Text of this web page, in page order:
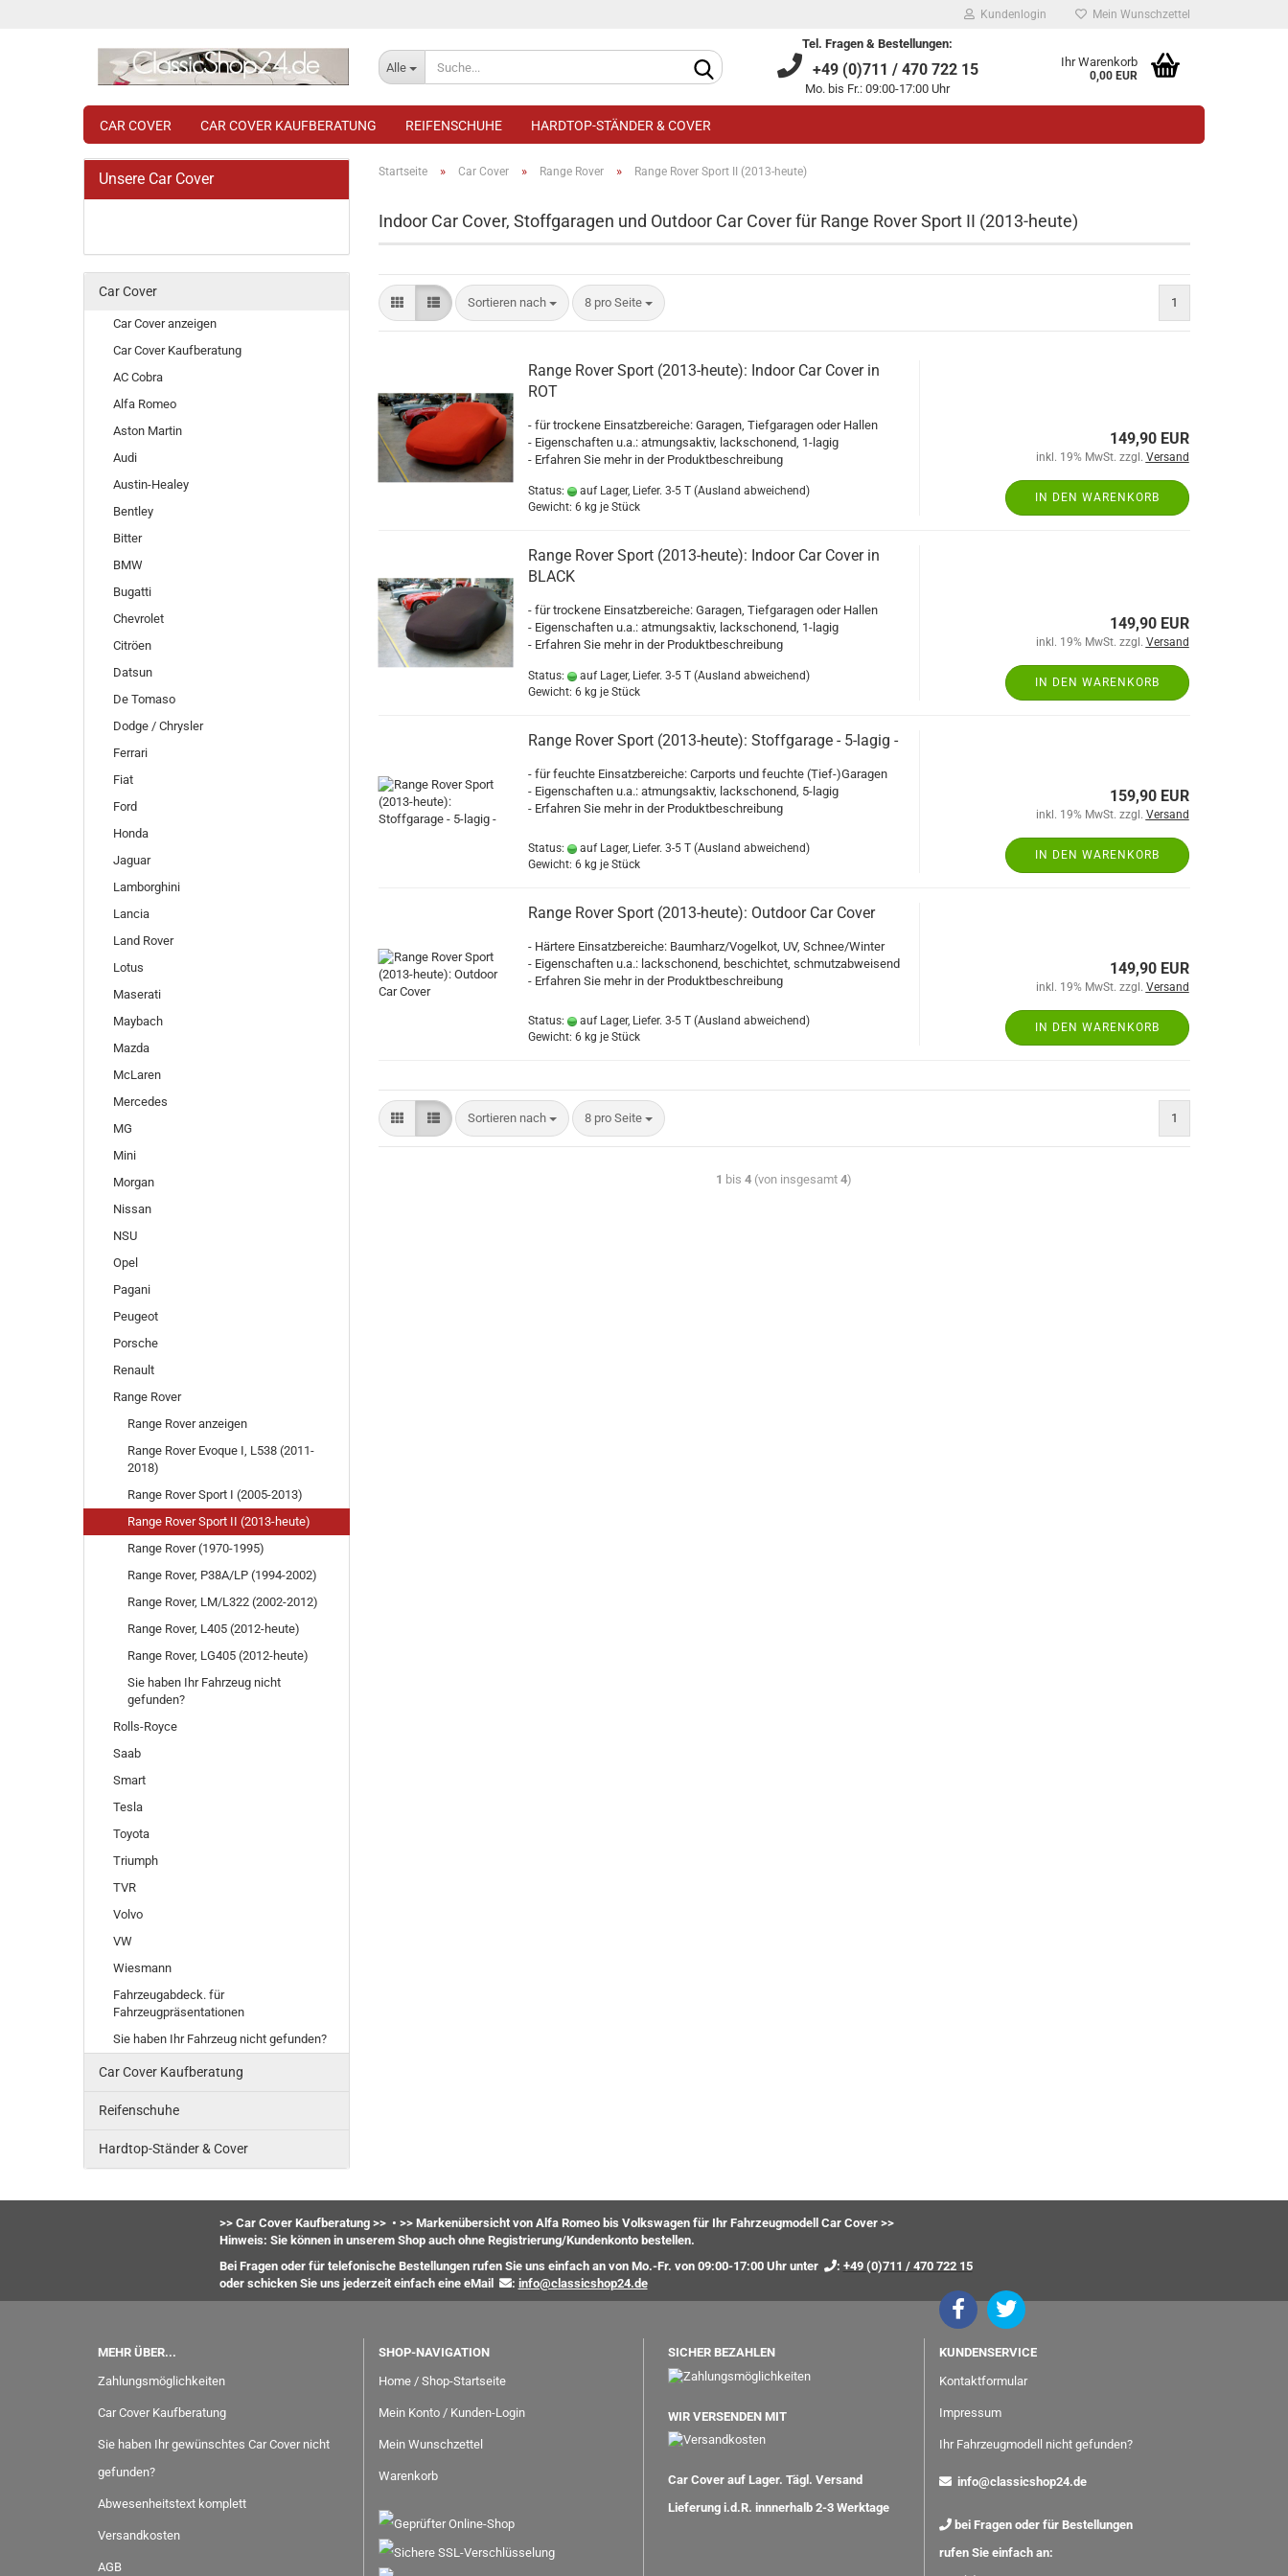
Kundenlogin
Kundenkonto anlegen
Mein Wunschzettel
Alle
Tel. Fragen & Bestellungen:
+49 (0)711 / 470 722 15
Mo. bis Fr.: 09:00-17:00 Uhr
Ihr Warenkorb
0,00 EUR
CAR COVER CAR COVER KAUFBERATUNG REIFENSCHUHE HARDTOP-STÄNDER & COVER
Startseite » Car Cover » Range Rover » Range Rover Sport II (2013-heute)
Indoor Car Cover, Stoffgaragen und Outdoor Car Cover für Range Rover Sport II (2013-heute)
Sortieren nach 8 pro Seite 1
Range Rover Sport (2013-heute): Indoor Car Cover in
ROT
- für trockene Einsatzbereiche: Garagen, Tiefgaragen oder Hallen
- Eigenschaften u.a.: atmungsaktiv, lackschonend, 1-lagig
- Erfahren Sie mehr in der Produktbeschreibung
Status: auf Lager, Liefer. 3-5 T (Ausland abweichend)
Gewicht: 6 kg je Stück
149,90 EUR
inkl. 19% MwSt. zzgl. Versand
IN DEN WARENKORB
Range Rover Sport (2013-heute): Indoor Car Cover in
BLACK
- für trockene Einsatzbereiche: Garagen, Tiefgaragen oder Hallen
- Eigenschaften u.a.: atmungsaktiv, lackschonend, 1-lagig
- Erfahren Sie mehr in der Produktbeschreibung
Status: auf Lager, Liefer. 3-5 T (Ausland abweichend)
Gewicht: 6 kg je Stück
149,90 EUR
inkl. 19% MwSt. zzgl. Versand
IN DEN WARENKORB
Range Rover Sport (2013-heute): Stoffgarage - 5-lagig -
- für feuchte Einsatzbereiche: Carports und feuchte (Tief-)Garagen
- Eigenschaften u.a.: atmungsaktiv, lackschonend, 5-lagig
- Erfahren Sie mehr in der Produktbeschreibung
Status: auf Lager, Liefer. 3-5 T (Ausland abweichend)
Gewicht: 6 kg je Stück
159,90 EUR
inkl. 19% MwSt. zzgl. Versand
IN DEN WARENKORB
Range Rover Sport (2013-heute): Outdoor Car Cover
- Härtere Einsatzbereiche: Baumharz/Vogelkot, UV, Schnee/Winter
- Eigenschaften u.a.: lackschonend, beschichtet, schmutzabweisend
- Erfahren Sie mehr in der Produktbeschreibung
Status: auf Lager, Liefer. 3-5 T (Ausland abweichend)
Gewicht: 6 kg je Stück
149,90 EUR
inkl. 19% MwSt. zzgl. Versand
IN DEN WARENKORB
Sortieren nach 8 pro Seite 1
1 bis4 (von insgesamt4)
Unsere Car Cover
Car Cover
Car Cover anzeigen
Car Cover Kaufberatung
AC Cobra
Alfa Romeo
Aston Martin
Audi
Austin-Healey
Bentley
Bitter
BMW
Bugatti
Chevrolet
Citröen
Datsun
De Tomaso
Dodge / Chrysler
Ferrari
Fiat
Ford
Honda
Jaguar
Lamborghini
Lancia
Land Rover
Lotus
Maserati
Maybach
Mazda
McLaren
Mercedes
MG
Mini
Morgan
Nissan
NSU
Opel
Pagani
Peugeot
Porsche
Renault
Range Rover
Range Rover anzeigen
Range Rover Evoque I, L538 (2011-
2018)
Range Rover Sport I (2005-2013)
Range Rover Sport II (2013-heute)
Range Rover (1970-1995)
Range Rover, P38A/LP (1994-2002)
Range Rover, LM/L322 (2002-2012)
Range Rover, L405 (2012-heute)
Range Rover, LG405 (2012-heute)
Sie haben Ihr Fahrzeug nicht
gefunden?
Rolls-Royce
Saab
Smart
Tesla
Toyota
Triumph
TVR
Volvo
VW
Wiesmann
Fahrzeugabdeck. für
Fahrzeugpräsentationen
Sie haben Ihr Fahrzeug nicht gefunden?
Car Cover Kaufberatung
Reifenschuhe
Hardtop-Ständer & Cover
>> Car Cover Kaufberatung >> • >> Markenübersicht von Alfa Romeo bis Volkswagen für Ihr Fahrzeugmodell Car Cover >>
Hinweis: Sie können in unserem Shop auch ohne Registrierung/Kundenkonto bestellen.
Bei Fragen oder für telefonische Bestellungen rufen Sie uns einfach an von Mo.-Fr. von 09:00-17:00 Uhr unter
: +49 (0)711 / 470 722 15
oderschicken Sie uns jederzeit einfach eine eMail : info@classicshop24.de
MEHR ÜBER...
Zahlungsmöglichkeiten
Car Cover Kaufberatung
Sie haben Ihr gewünschtes Car Cover nicht
gefunden?
Abwesenheitstext komplett
Versandkosten
AGB
SHOP-NAVIGATION
Home / Shop-Startseite
Mein Konto / Kunden-Login
Mein Wunschzettel
Warenkorb
SICHER BEZAHLEN
WIR VERSENDEN MIT
Car Cover auf Lager. Tägl. Versand
Lieferung i.d.R. innnerhalb 2-3 Werktage
KUNDENSERVICE
Kontaktformular
Impressum
Ihr Fahrzeugmodell nicht gefunden?
info@classicshop24.de
bei Fragen oder für Bestellungen
rufen Sie einfach an: